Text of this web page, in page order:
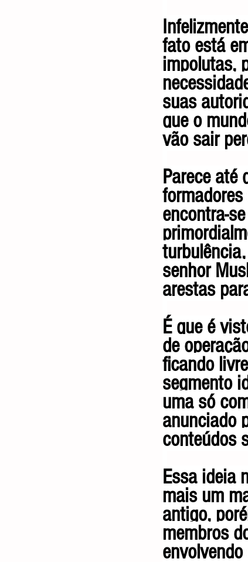
fato está
impolutas,
suas
que o
vão sair
Parece até
encontra-
senhor
arestas
É que é
de
ficando
segmento
uma só
anunciado
conteúdos
Essa ideia
mais um
antigo,
membros